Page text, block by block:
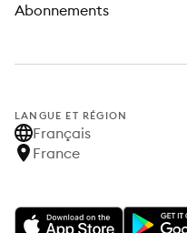
Abonnements
LANGUE ET RÉGION
Français
France